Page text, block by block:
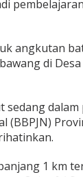
angkutan
di
sedang
(BBPJN)
1 km